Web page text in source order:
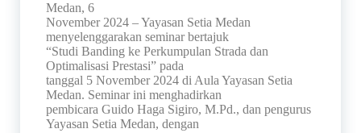
Medan, 6
November 2024 – Yayasan Setia Medan
menyelenggarakan seminar bertajuk
“Studi Banding ke Perkumpulan Strada dan
Optimalisasi Prestasi” pada
tanggal 5 November 2024 di Aula Yayasan Setia
Medan. Seminar ini menghadirkan
pembicara Guido Haga Sigiro, M.Pd., dan pengurus
Yayasan Setia Medan, dengan